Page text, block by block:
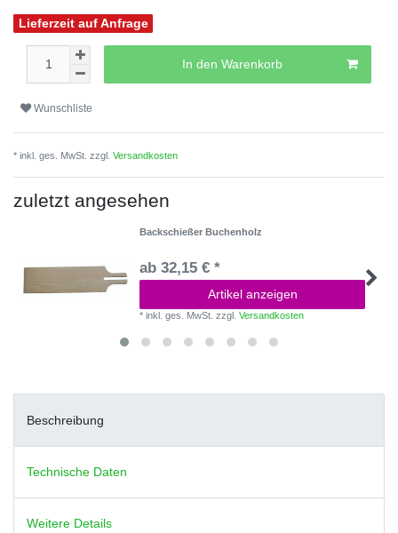
Lieferzeit auf Anfrage
In den Warenkorb
Wunschliste
* inkl. ges. MwSt. zzgl. Versandkosten
zuletzt angesehen
Backschießer Buchenholz
ab 32,15 € *
Artikel anzeigen
*inkl. ges. MwSt. zzgl.Versandkosten
Beschreibung
Technische Daten
Weitere Details